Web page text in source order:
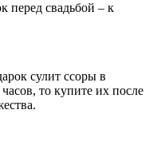
перед свадьбой – к
сулит ссоры в
то купите их после